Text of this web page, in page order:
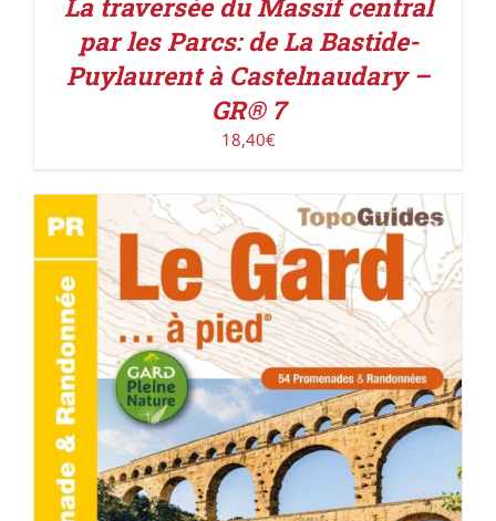
par les Parcs: de La Bastide-
Puylaurent à Castelnaudary –
GR® 7
18,40€